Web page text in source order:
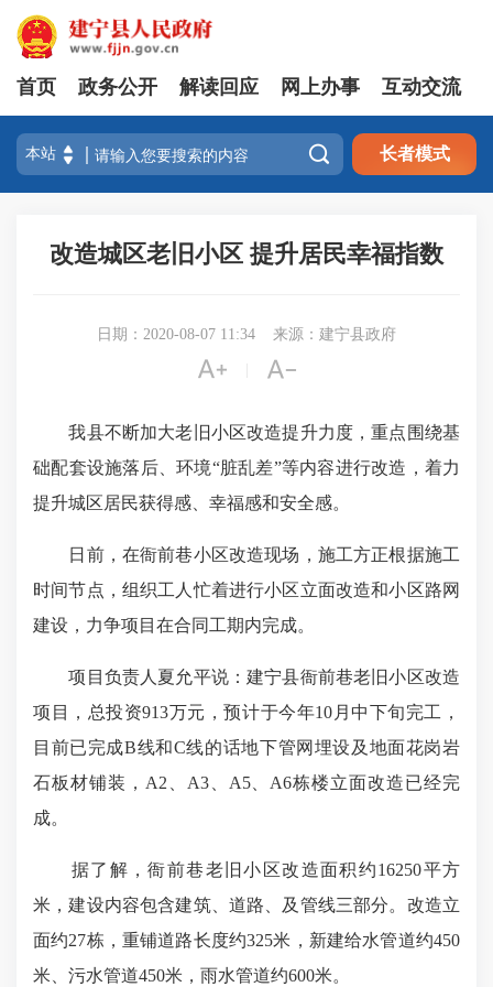
首页 政务公开 解读回应 网上办事 互动交流
 长者模式
改造城区老旧小区 提升居民幸福指数
日期：2020-08-07 11:34 来源：建宁县政府
 
我县不断加大老旧小区改造提升力度，重点围绕基
础配套设施落后、环境“脏乱差”等内容进行改造，着力
提升城区居民获得感、幸福感和安全感。
日前，在衙前巷小区改造现场，施工方正根据施工
时间节点，组织工人忙着进行小区立面改造和小区路网
建设，力争项目在合同工期内完成。
项目负责人夏允平说：建宁县衙前巷老旧小区改造
项目，总投资913万元，预计于今年10月中下旬完工，
目前已完成B线和C线的话地下管网埋设及地面花岗岩
石板材铺装，A2、A3、A5、A6栋楼立面改造已经完
成。
据了解，衙前巷老旧小区改造面积约16250平方
米，建设内容包含建筑、道路、及管线三部分。改造立
面约27栋，重铺道路长度约325米，新建给水管道约450
米、污水管道450米，雨水管道约600米。